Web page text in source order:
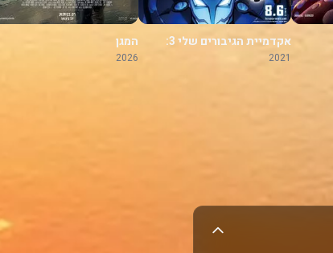
אקדמיית הגיבורים שלי 3:
משימה לגיבורי העולם
2021
המגן
2026